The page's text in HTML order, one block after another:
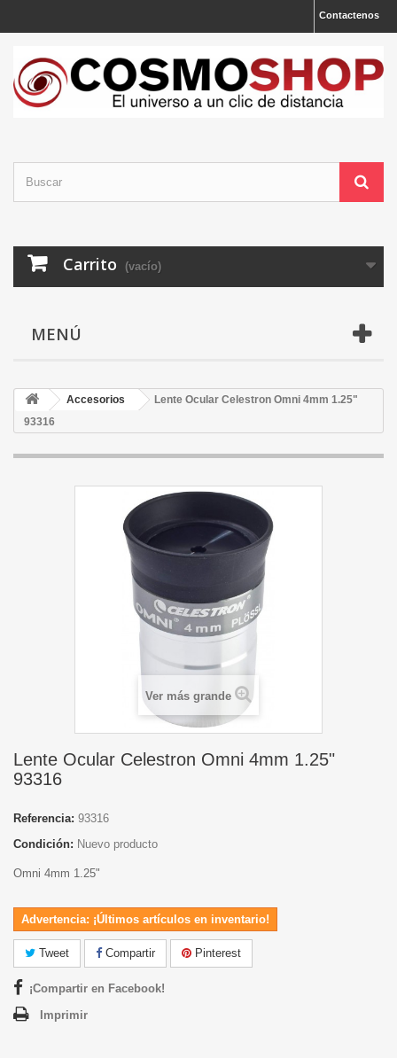
Contactenos
Carrito (vacío)
MENÚ
Accesorios
Lente Ocular Celestron Omni 4mm 1.25"
93316
Ver más grande
Lente Ocular Celestron Omni 4mm 1.25"
93316
Referencia: 93316
Condición: Nuevo producto
Omni 4mm 1.25"
Advertencia: ¡Últimos artículos en inventario!
Tweet Compartir Pinterest
¡Compartir en Facebook!
Imprimir